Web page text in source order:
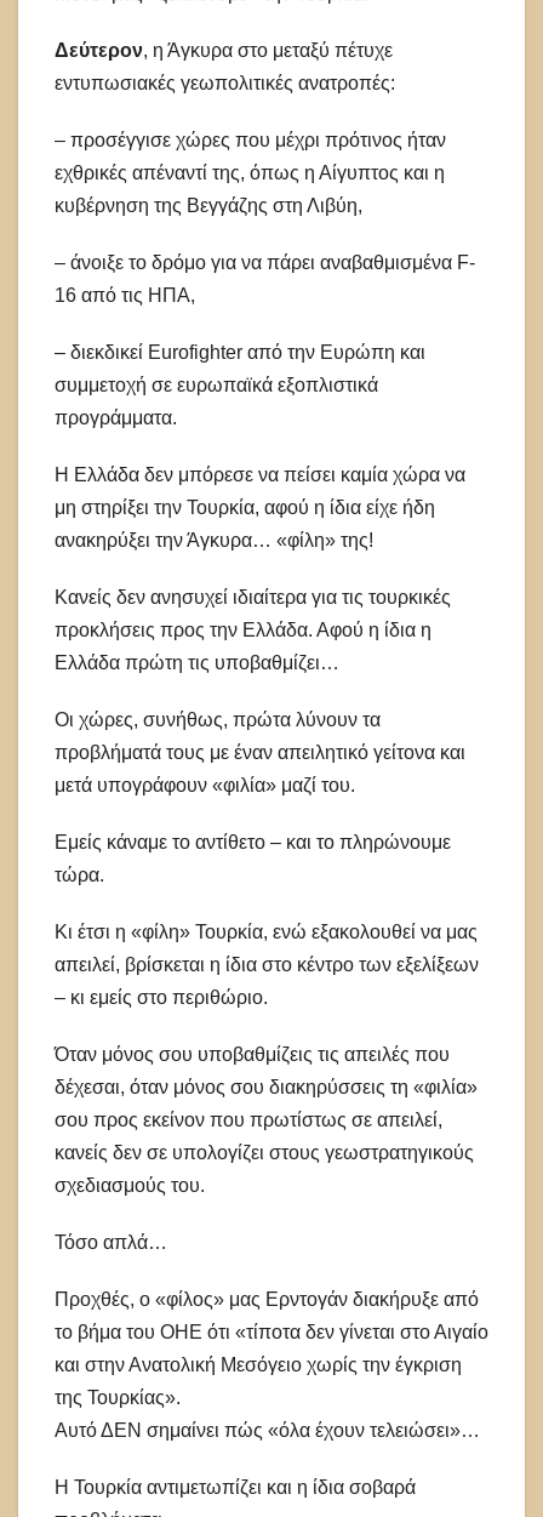
Δεύτερον, η Άγκυρα στο μεταξύ πέτυχε
εντυπωσιακές γεωπολιτικές ανατροπές:
– προσέγγισε χώρες που μέχρι πρότινος ήταν
εχθρικές απέναντί της, όπως η Αίγυπτος και η
κυβέρνηση της Βεγγάζης στη Λιβύη,
– άνοιξε το δρόμο για να πάρει αναβαθμισμένα F-
16 από τις ΗΠΑ,
– διεκδικεί Eurofighter από την Ευρώπη και
συμμετοχή σε ευρωπαϊκά εξοπλιστικά
προγράμματα.
Η Ελλάδα δεν μπόρεσε να πείσει καμία χώρα να
μη στηρίξει την Τουρκία, αφού η ίδια είχε ήδη
ανακηρύξει την Άγκυρα… «φίλη» της!
Κανείς δεν ανησυχεί ιδιαίτερα για τις τουρκικές
προκλήσεις προς την Ελλάδα. Αφού η ίδια η
Ελλάδα πρώτη τις υποβαθμίζει…
Οι χώρες, συνήθως, πρώτα λύνουν τα
προβλήματά τους με έναν απειλητικό γείτονα και
μετά υπογράφουν «φιλία» μαζί του.
Εμείς κάναμε το αντίθετο – και το πληρώνουμε
τώρα.
Κι έτσι η «φίλη» Τουρκία, ενώ εξακολουθεί να μας
απειλεί, βρίσκεται η ίδια στο κέντρο των εξελίξεων
– κι εμείς στο περιθώριο.
Όταν μόνος σου υποβαθμίζεις τις απειλές που
δέχεσαι, όταν μόνος σου διακηρύσσεις τη «φιλία»
σου προς εκείνον που πρωτίστως σε απειλεί,
κανείς δεν σε υπολογίζει στους γεωστρατηγικούς
σχεδιασμούς του.
Τόσο απλά…
Προχθές, ο «φίλος» μας Ερντογάν διακήρυξε από
το βήμα του ΟΗΕ ότι «τίποτα δεν γίνεται στο Αιγαίο
και στην Ανατολική Μεσόγειο χωρίς την έγκριση
της Τουρκίας».
Αυτό ΔΕΝ σημαίνει πώς «όλα έχουν τελειώσει»…
Η Τουρκία αντιμετωπίζει και η ίδια σοβαρά